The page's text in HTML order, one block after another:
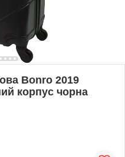
Bonro 2019
корпус чорна